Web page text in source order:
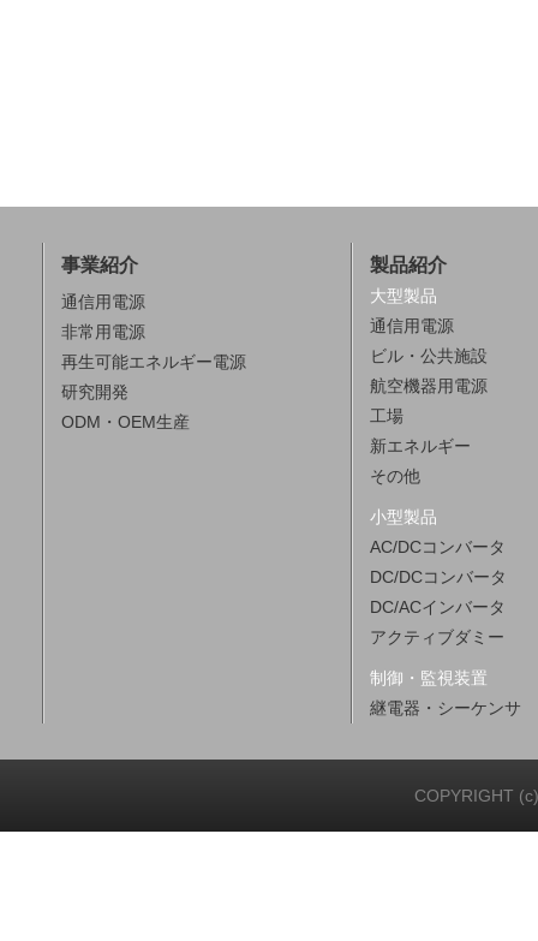
事業紹介
通信用電源
非常用電源
再生可能エネルギー電源
研究開発
ODM・OEM生産
製品紹介
大型製品
通信用電源
ビル・公共施設
航空機器用電源
工場
新エネルギー
その他
小型製品
AC/DCコンバータ
DC/DCコンバータ
DC/ACインバータ
アクティブダミー
制御・監視装置
継電器・シーケンサ
COPYRIGHT